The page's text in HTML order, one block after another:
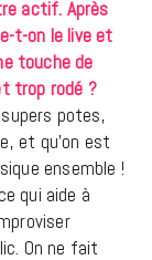
actif. Après
t-on le live et
touche de
trop rodé ?
potes,
et qu’on est
ensemble !
qui aide à
On ne fait